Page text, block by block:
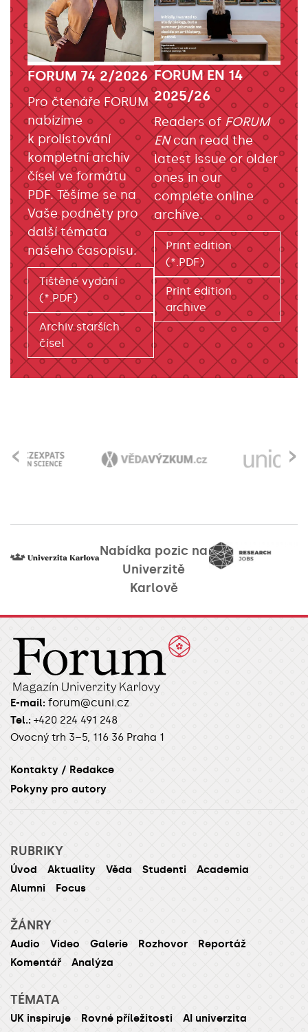
FORUM 74 2/2026
Pro čtenáře FORUM
nabízíme
k prolistování
kompletní archiv
čísel ve formátu
PDF. Těšíme se na
Vaše podněty pro
další témata
našeho časopisu.
Tištěné vydání
(*.PDF)
Archiv starších
čísel
FORUM EN 14
2025/26
Readers of FORUM
ENcan read the
latest issue or older
ones in our
complete online
archive.
Print edition
(*.PDF)
Print edition
archive
›
‹
Nabídka pozic na
Univerzitě
Karlově
E-mail: forum@cuni.cz
Tel.: +420 224 491 248
Ovocný trh 3–5, 116 36 Praha 1
Kontakty / Redakce
Pokyny pro autory
RUBRIKY
Úvod Aktuality Věda Studenti
Academia
Alumni
Focus
ŽÁNRY
Audio Video Galerie Rozhovor
Reportáž
Komentář
Analýza
TÉMATA
UK inspiruje Rovné příležitosti
AI univerzita